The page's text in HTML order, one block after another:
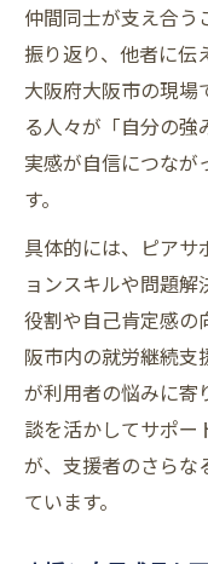
仲間同士が支え合う
振り返り、他者に伝
大阪府大阪市の現場
る人々が「自分の強
実感が自信につなが
す。
具体的には、ピアサ
ョンスキルや問題
役割や自己肯定感の
阪市内の就労継続支
が利用者の悩みに寄
談を活かしてサポー
が、支援者のさらな
ています。